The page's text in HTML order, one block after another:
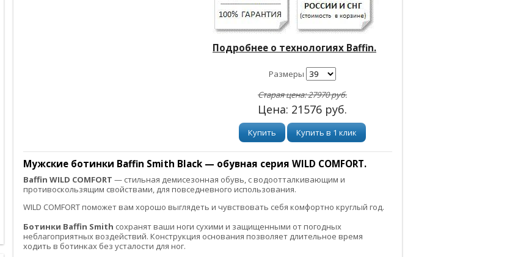
Подробнее о технологиях Baffin.
Размеры
Старая цена:27970руб.
Цена: 21576 руб.
Купить Купить в 1 клик
Мужские ботинки Baffin Smith Black — обувная серия WILD COMFORT.
Baffin WILD COMFORT — стильная демисезонная обувь, с водоотталкивающим и
противоскользящим свойствами, для повседневного использования.
WILD COMFORT поможет вам хорошо выглядеть и чувствовать себя комфортно круглый год.
Ботинки Baffin Smith сохранят ваши ноги сухими и защищенными от погодных
неблагоприятных воздействий. Конструкция основания позволяет длительное время
ходить в ботинках без усталости для ног.